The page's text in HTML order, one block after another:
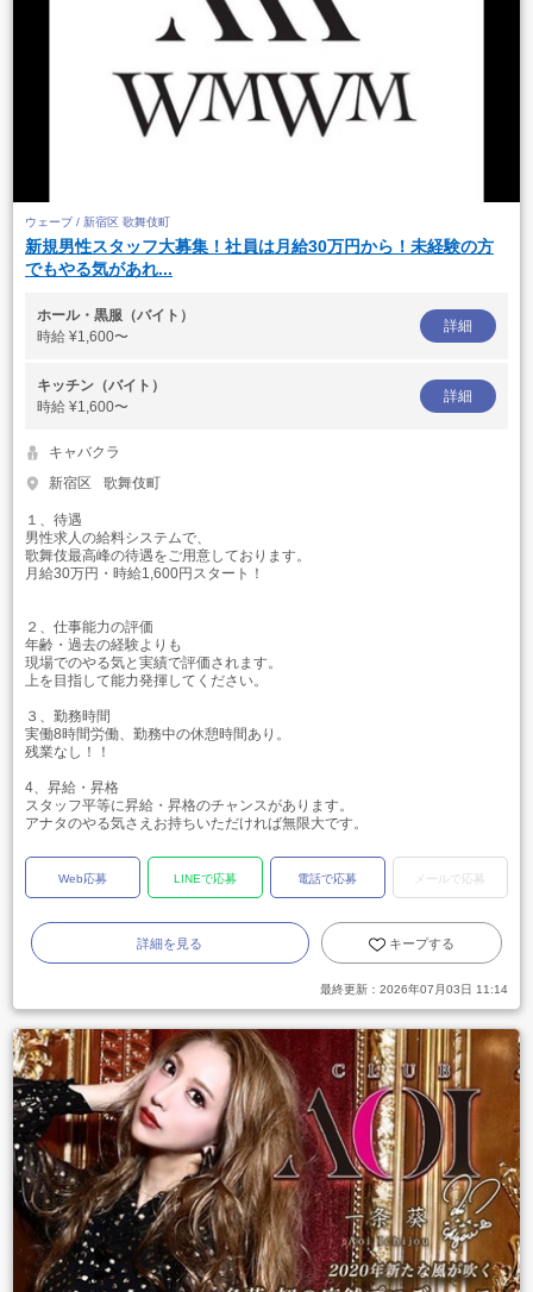
ウェーブ / 新宿区 歌舞伎町
新規男性スタッフ大募集！社員は月給30万円から！未経験の方
でもやる気があれ...
ホール・黒服（バイト）
時給 ¥1,600〜
詳細
キッチン（バイト）
時給 ¥1,600〜
詳細
キャバクラ
新宿区
歌舞伎町
１、待遇
男性求人の給料システムで、
歌舞伎最高峰の待遇をご用意しております。
月給30万円・時給1,600円スタート！
２、仕事能力の評価
年齢・過去の経験よりも
現場でのやる気と実績で評価されます。
上を目指して能力発揮してください。
３、勤務時間
実働8時間労働、勤務中の休憩時間あり。
残業なし！！
4、昇給・昇格
スタッフ平等に昇給・昇格のチャンスがあります。
アナタのやる気さえお持ちいただければ無限大です。
Web応募 LINEで応募 電話で応募 メールで応募
詳細を見る キープする
最終更新： 2026年07月03日 11:14